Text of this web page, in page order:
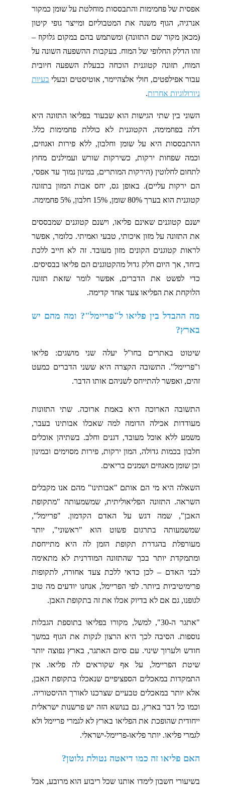
אפסית של פחמימות והתבססות מוחלטת על שומן כמקור
אנרגיה, הגוף משנה את המטבוליזם ומייצר גופי קיטון
(מכאן מקור שם התזונה) ומשתמש בהם במקום גלוקוז –
זהו הדלק החלופי של המוח. בעקבות ההשפעה השונה על
המוח, תזונה קטוגנית הוכחה כבעלת השפעה חיובית
עבור אפילפטים, חולי אלצהיימר, אוטיסטים ובעלי בעיות
ניורולוגיות אחרות.
השוני בין שתי הגישות הוא שבעוד בפליאו התזונה היא
דלה בפחמימה, הקטוגנית לא כוללת פחמימות כלל.
ההתבססות היא על שומן וחלבון, ללא פירות ואגוזים,
וכמה שפחות ירקות, כשירקות שורש ועמילנים מחוץ
לתחום לחלוטין (הירקות המותרים, במינון נמוך עד אפסי,
הם ירקות עליים). באופן גס, יחס אבות המזון בתזונה
קטוגנית הוא בערך 80% שומן, 15% חלבון, 5% פחמימה.
ישנם קטוגנים שאינם פליאו, וישנם קטוגנים שמבססים
את התזונה על מזון איכותי, טבעי ואמיתי. כלומר, אפשר
לראות קטוגנים הקונים מזון מעובד. זה לא חייב ללכת
ביחד, אך היום חלק גדול מהקטוגנים הם פליאו בבסיסים.
כדי לפשט את הדברים, אפשר לומר שזאת תזונה
הלוקחת את הפליאו צעד אחד קדימה.
מה ההבדל בין פליאו ל"פריימל"? ומה מהם יש
בארץ?
שיטוט באתרים בחו"ל יעלה שני מושגים: פליאו
ו"פריימל". התשובה הקצרה היא ששני הדברים כמעט
זהים, ואפשר להתייחס לשניהם אותו הדבר.
התשובה הארוכה היא באמת ארוכה. שתי התזונות
מעודדות אכילה הדומה למה שאכלו אבותינו בעבר,
משמע ללא אוכל מעובד, דגנים וחלב. בשתיהן אוכלים
חלבון בכמות גדולה, המון ירקות, פירות מסוימים ובמינון
וכן שומן מאגוזים ושמנים בריאים.
השאלה היא מי הם אותם "אבותינו" מהם אנו מקבלים
השראה. התזונה הפליאוליתית, שמשמעותה "מתקופת
האבן", שמה דגש על האדם הקדמון. "פריימל",
שמשמעותה בתרגום פשוט הוא "ראשוני", יותר
מעורפלת בהגדרת תקופת הזמן לה היא מתייחסת
ומתמקדת יותר בכך שהתזונה המודרנית לא מתאימה
לבני האדם – לכן כדאי ללכת צעד אחורה, לתקופות
פרימיטיביות ביותר. לפי הפריימל, אנחנו יודעים מה טוב
לגופנו, גם אם לא בדיוק אכלו את זה בתקופת האבן.
"אתגר ה-30", למשל, מקורו בפליאו בתוספת הגבלות
נוספות. הסיבה לכך היא הרצון לנקות את הגוף במשך
חודש ולערוך שינוי. עם סיום האתגר, בארץ נפוצה יותר
שיטת הפריימל, על אף שקוראים לה פליאו. אין
התמקדות במאכלים הספציפיים שנאכלו בתקופת האבן,
אלא יותר במאכלים טבעיים שצרכנו לאורך ההיסטוריה.
וכמו כל דבר בארץ, גם בנושא הזה יש פרשנות ישראלית
ייחודית שהופכת את הפליאו בארץ לא לגמרי פריימל ולא
לגמרי פליאו. יותר פליאו-פריימל-ישראלי.
האם פליאו זה כמו דיאטה נטולת גלוטן?
בשיעורי חשבון לימדו אותנו שכל ריבוע הוא מרובע, אבל